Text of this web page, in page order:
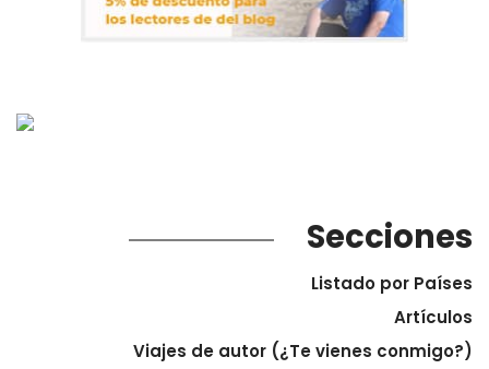
Secciones
Listado por Países
Artículos
Viajes de autor (¿Te vienes conmigo?)